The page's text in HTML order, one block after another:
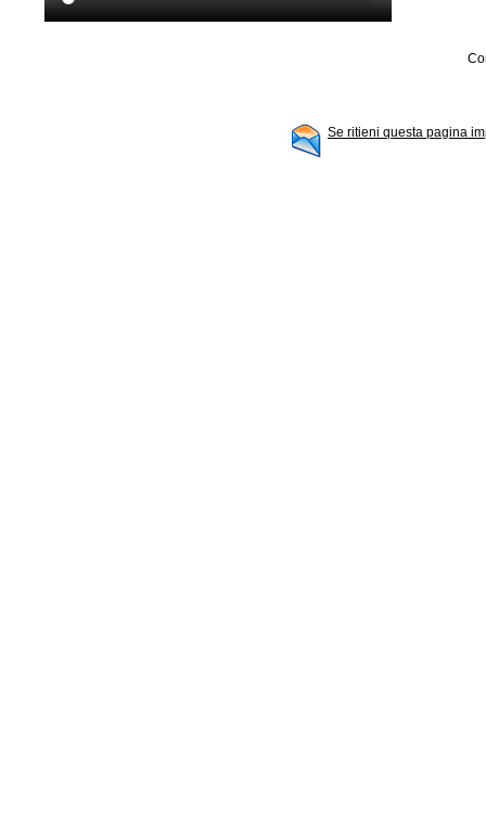
Se ritieni questa pagina